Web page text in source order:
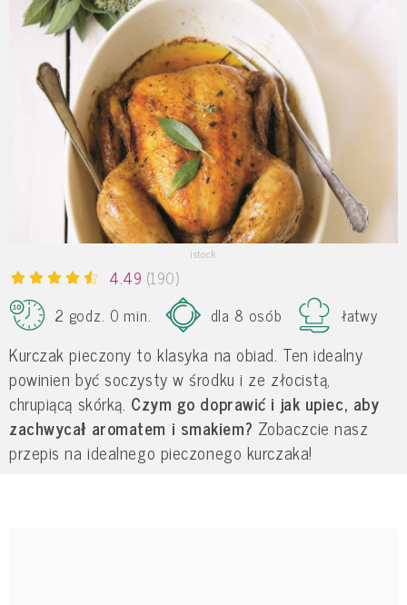
istock
4.49 (190)
2 godz. 0 min.
dla 8 osób łatwy
Kurczak pieczony to klasyka na obiad. Ten idealny
powinien być soczysty w środku i ze złocistą,
chrupiącą skórką. Czym go doprawić i jak upiec, aby
zachwycał aromatem i smakiem? Zobaczcie nasz
przepis na idealnego pieczonego kurczaka!